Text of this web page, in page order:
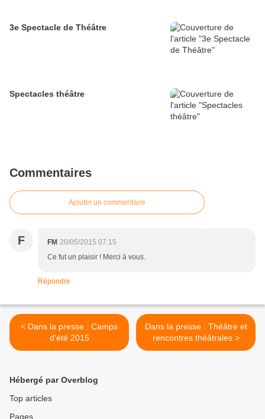
3e Spectacle de Théâtre
Spectacles théâtre
Commentaires
Ajouter un commentaire
F FM 20/05/2015 07:15
Ce fut un plaisir ! Merci à vous.
Répondre
< Dans la presse : Camps
d'été 2015
Dans la presse : Théâtre et
rencontres théâtrales >
Hébergé par Overblog
Top articles
Pages